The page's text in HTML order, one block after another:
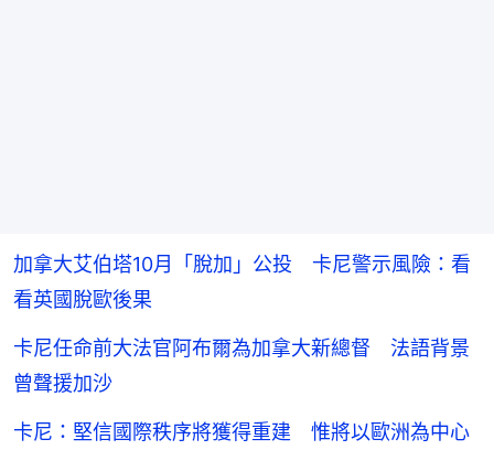
加拿大艾伯塔10月「脫加」公投 卡尼警示風險：看
看英國脫歐後果
卡尼任命前大法官阿布爾為加拿大新總督 法語背景
曾聲援加沙
卡尼：堅信國際秩序將獲得重建 惟將以歐洲為中心